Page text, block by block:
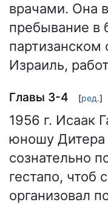
врачами. Она
пребывание в
Израиль,
Главы 3-4 [ред.]
1956 г. Исаак
юношу Дитера
сознательно
гестапо, чтоб
организовал